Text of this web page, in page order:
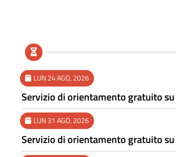
LUN 24 AGO, 2026
Servizio di orientamento gratuito
LUN 31 AGO, 2026
Servizio di orientamento gratuito